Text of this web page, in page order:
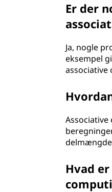
Er der
Ja, nogle
eksempel
Hvad